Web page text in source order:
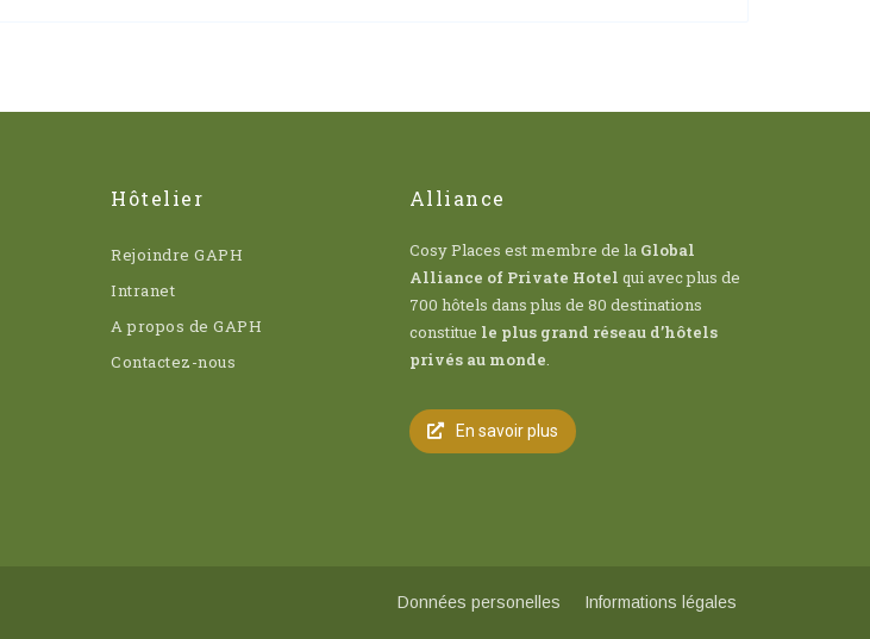
Hôtelier
Rejoindre GAPH
Intranet
A propos de GAPH
Contactez-nous
Alliance
Cosy Places est membre de la Global
Alliance of Private Hotel qui avec plus de
700 hôtels dans plus de 80 destinations
constitue le plus grand réseau d’hôtels
privés au monde.
En savoir plus
Données personelles Informations légales